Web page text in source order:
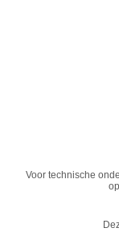
Voor technische